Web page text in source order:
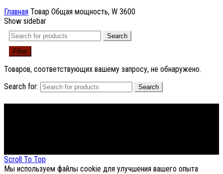
Главная Товар Общая мощность, W 3600
Show sidebar
Search
Filter
Товаров, соответствующих вашему запросу, не обнаружено.
Search for:
Search
Scroll To Top
Мы используем файлы cookie для улучшения вашего опыта